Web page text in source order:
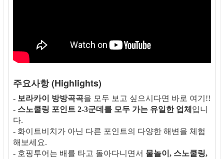
주요사항 (Highlights)
- 보라카이 방방곡곡을 모두 보고 싶으시다면 바로 여기!!
- 스노쿨링 포인트 2-3군데를 모두 가는 유일한 업체 입니
다.
- 화이트비치가 아닌 다른 포인트의 다양한 해변을 체험
해보세요.
- 호핑투어는 배를 타고 돌아다니면서 물놀이, 스노쿨링,